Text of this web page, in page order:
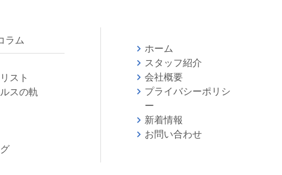
ラム
スト
スの軌
ホーム
スタッフ紹介
会社概要
プライバシーポリシ
ー
新着情報
お問い合わせ